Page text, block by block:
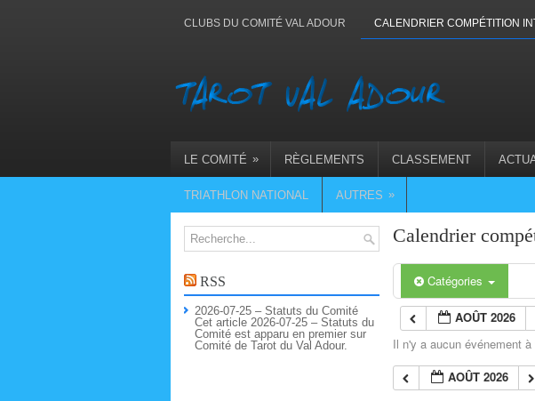
CLUBS DU COMITÉ VAL ADOUR CALENDRIER COMPÉTITION
LE COMITÉ » RÈGLEMENTS CLASSEMENT
TRIATHLON NATIONAL AUTRES »
Calendrier
Catégories
AOÛT 2026
Il n'y a aucun événement
AOÛT 2026
RSS
2026-07-25 – Statuts du Comité
Cet article 2026-07-25 – Statuts du
Comité est apparu en premier sur
Comité de Tarot du Val Adour.